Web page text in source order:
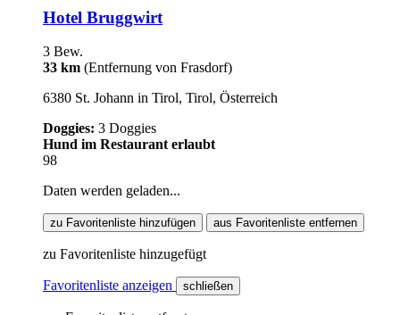
Hotel Bruggwirt
3 Bew.
33 km (Entfernung von Frasdorf)
6380 St. Johann in Tirol, Tirol, Österreich
Doggies: 3 Doggies
Hund im Restaurant erlaubt
98
Daten werden geladen...
zu Favoritenliste hinzufügen aus Favoritenliste entfernen
zu Favoritenliste hinzugefügt
Favoritenliste anzeigen schließen